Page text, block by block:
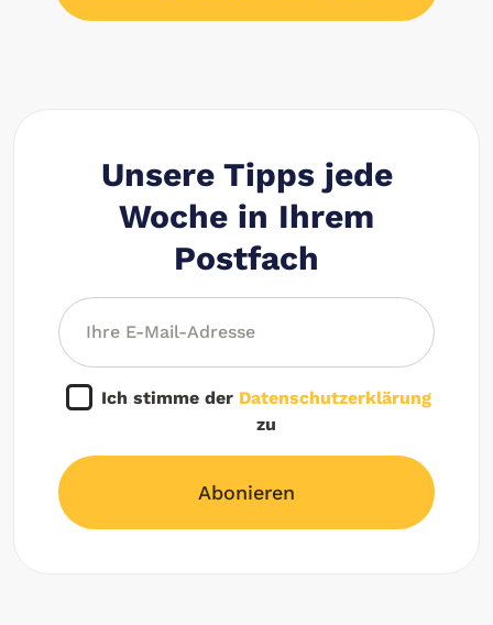
Unsere Tipps jede
Woche in Ihrem
Postfach
Ich stimme der Datenschutzerklärung
zu
Abonieren